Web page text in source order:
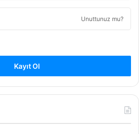
Unuttunuz mu?
Kayıt Ol